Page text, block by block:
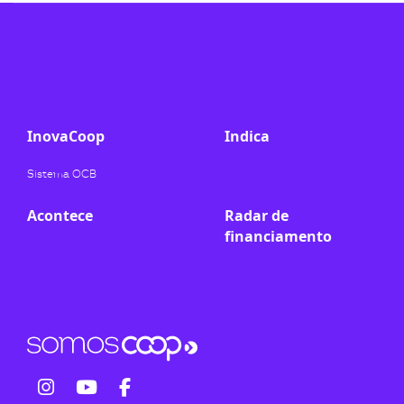
InovaCoop
Sistema OCB
Acontece
Indica
Radar de
financiamento
fab fabfab